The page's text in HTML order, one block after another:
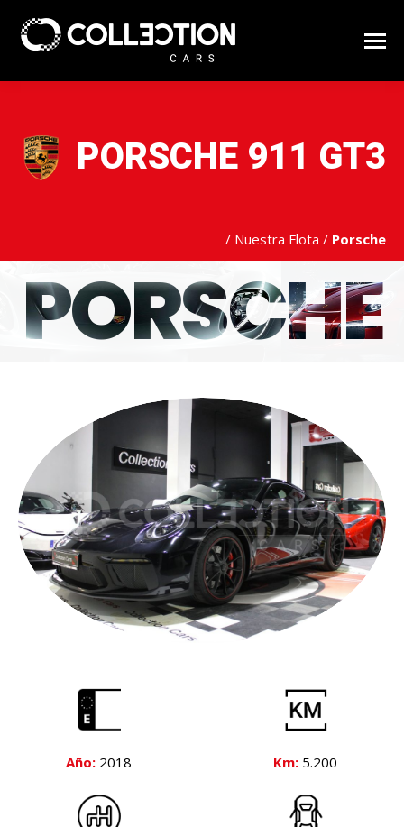
PORSCHE 911 GT3
/ Nuestra Flota / Porsche
PORSCHE
Año: 2018 Km: 5.200